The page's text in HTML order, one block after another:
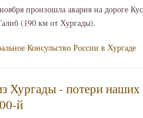
произошла авария на дороге
(190 км от Хургады).
Консульство России в Хургаде
Хургады - потери наших
й